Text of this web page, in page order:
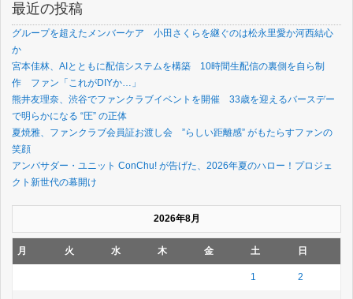
最近の投稿
グループを超えたメンバーケア 小田さくらを継ぐのは松永里愛か河西結心
か
宮本佳林、AIとともに配信システムを構築 10時間生配信の裏側を自ら制
作 ファン「これがDIYか…」
熊井友理奈、渋谷でファンクラブイベントを開催 33歳を迎えるバースデー
で明らかになる “圧” の正体
夏焼雅、ファンクラブ会員証お渡し会 ”らしい距離感” がもたらすファンの
笑顔
アンバサダー・ユニット ConChu! が告げた、2026年夏のハロー！プロジェ
クト新世代の幕開け
2026年8月
月 火 水 木 金 土 日
1 2